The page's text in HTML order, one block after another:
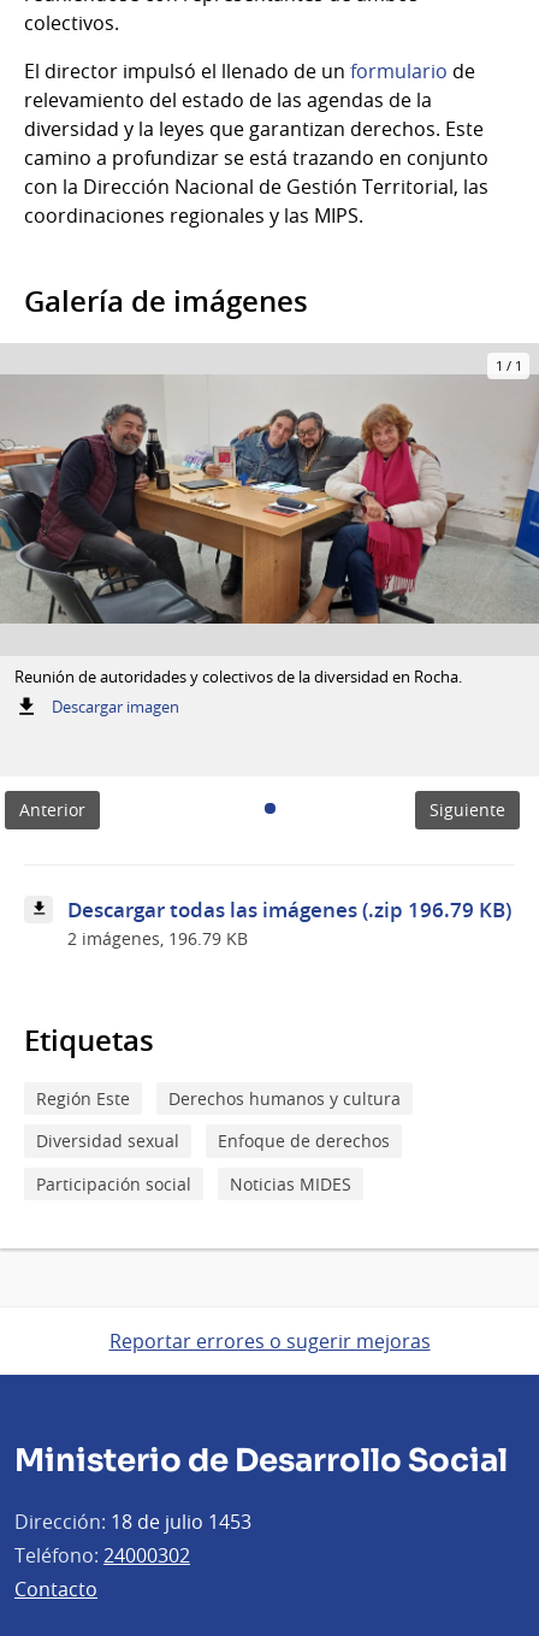
colectivos.
El director impulsó el llenado de un formulario de
relevamiento del estado de las agendas de la
diversidad y la leyes que garantizan derechos. Este
camino a profundizar se está trazando en conjunto
con la Dirección Nacional de Gestión Territorial, las
coordinaciones regionales y las MIPS.
Galería de imágenes
1 / 1
Reunión de autoridades y colectivos de la diversidad en Rocha.
Descargar imagen:
Rocha.
Anterior Siguiente
Descargar todas las imágenes (.zip 196.79 KB)
2 imágenes, 196.79 KB
Etiquetas
Región Este
Derechos humanos y cultura
Diversidad sexual
Enfoque de derechos
Participación social
Noticias MIDES
Reportar errores o sugerir mejoras
Ministerio de Desarrollo Social
Dirección: 18 de julio 1453
Teléfono: 24000302
Contacto